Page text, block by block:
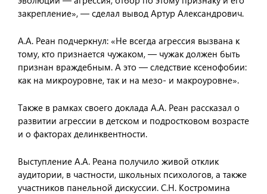
закрепление», — сделал вывод Артур Александрович.
А.А. Реан подчеркнул: «Не всегда агрессия вызвана к
тому, кто признается чужаком, — чужак должен быть
признан враждебным. А это — следствие ксенофобии:
как на микроуровне, так и на мезо- и макроуровне».
Также в рамках своего доклада А.А. Реан рассказал о
развитии агрессии в детском и подростковом возрасте
и о факторах делинквентности.
Выступление А.А. Реана получило живой отклик
аудитории, в частности, школьных психологов, а также
участников панельной дискуссии. С.Н. Костромина